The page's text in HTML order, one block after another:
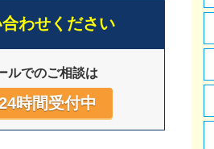
わせください
ルでのご相談は
時間受付中